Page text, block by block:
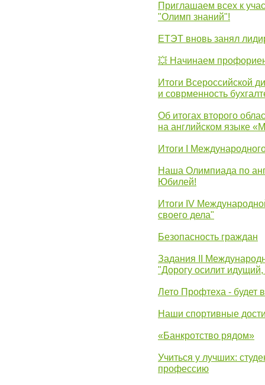
Приглашаем всех к
"Олимп знаний"!
ЕТЭТ вновь занял
💥 Начинаем
Итоги Всероссийской
и соврменность
Об итогах второго
на английском языке
Итоги I
Наша Олимпиада по
Юбилей!
Итоги IV
своего дела"
Безопасность граждан
Задания II
"Дорогу осилит
Лето Профтеха - будет
Наши спортивные
«Банкротство рядом»
Учиться у лучших:
профессию